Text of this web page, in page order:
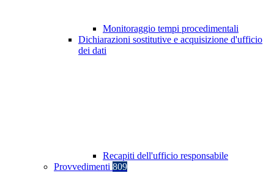
Monitoraggio tempi procedimentali
Dichiarazioni sostitutive e acquisizione d'ufficio
dei dati
Recapiti dell'ufficio responsabile
Provvedimenti 809